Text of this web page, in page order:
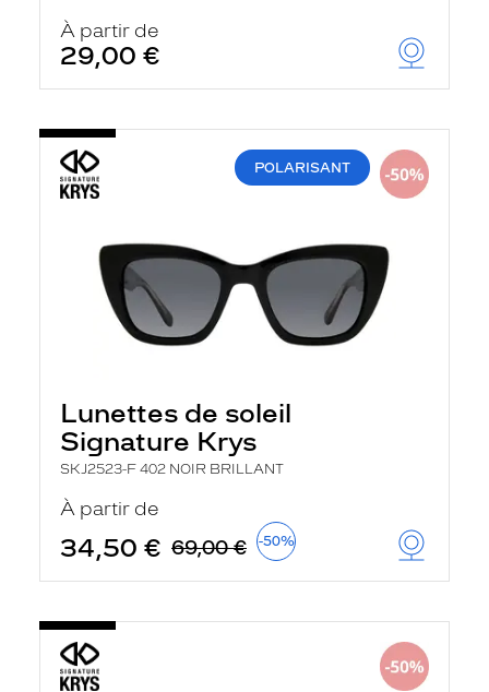
À partir de
29,00 €
POLARISANT
Lunettes de soleil
Signature Krys
SKJ2523-F 402 NOIR BRILLANT
À partir de
34,50 € 69,00 € -50%